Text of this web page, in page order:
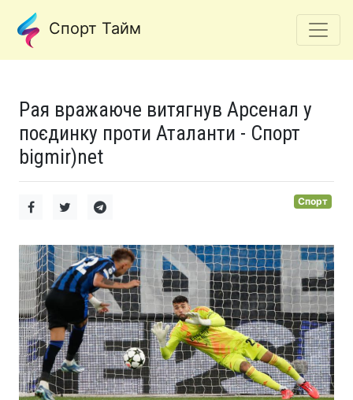
Спорт Тайм
Рая вражаюче витягнув Арсенал у
поєдинку проти Аталанти - Спорт
bigmir)net
Спорт